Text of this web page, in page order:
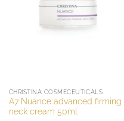
CHRISTINA COSMECEUTICALS
A7 Nuance advanced firming
neck cream 50ml